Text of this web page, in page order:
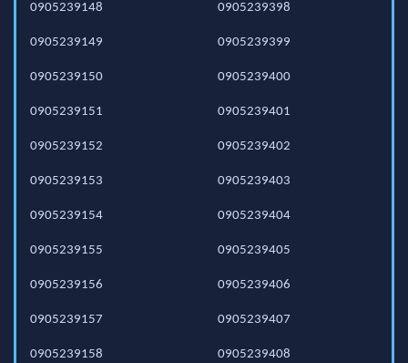
0905239148
0905239149
0905239150
0905239151
0905239152
0905239153
0905239154
0905239155
0905239156
0905239157
0905239158
0905239398
0905239399
0905239400
0905239401
0905239402
0905239403
0905239404
0905239405
0905239406
0905239407
0905239408